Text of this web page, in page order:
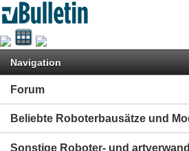
Navigation
Forum
Beliebte Roboterbausätze und
Sonstige Roboter- und